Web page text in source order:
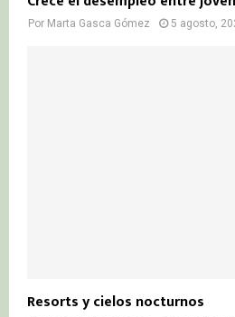
Por Marta Gasca Gómez 5 agosto,
Resorts y cielos nocturnos